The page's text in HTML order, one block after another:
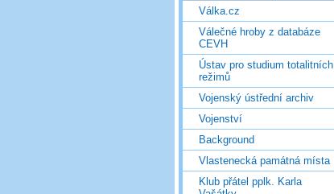
Válka.cz
Válečné hroby z databáze
CEVH
Ústav pro studium totalitních
režimů
Vojenský ústřední archiv
Vojenství
Background
Vlastenecká památná místa
Klub přátel pplk. Karla